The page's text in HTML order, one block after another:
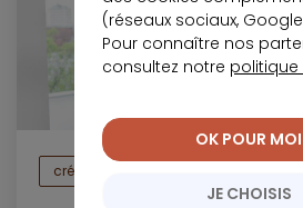
crédit immobilier
(réseaux sociaux,
Pour connaître nos
consultez notre politique
JE CHOISIS
OK POUR MOI